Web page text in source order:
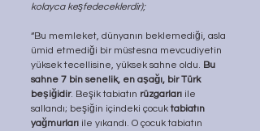
kolayca keşfedeceklerdir);
“Bu memleket, dünyanın beklemediği, asla
ümid etmediği bir müstesna mevcudiyetin
yüksek tecellisine, yüksek sahne oldu. Bu
sahne 7 bin senelik, en aşağı, bir Türk
beşiğidir. Beşik tabiatın rüzgarları ile
sallandı; beşiğin içindeki çocuk tabiatın
yağmurları ile yıkandı. O çocuk tabiatın